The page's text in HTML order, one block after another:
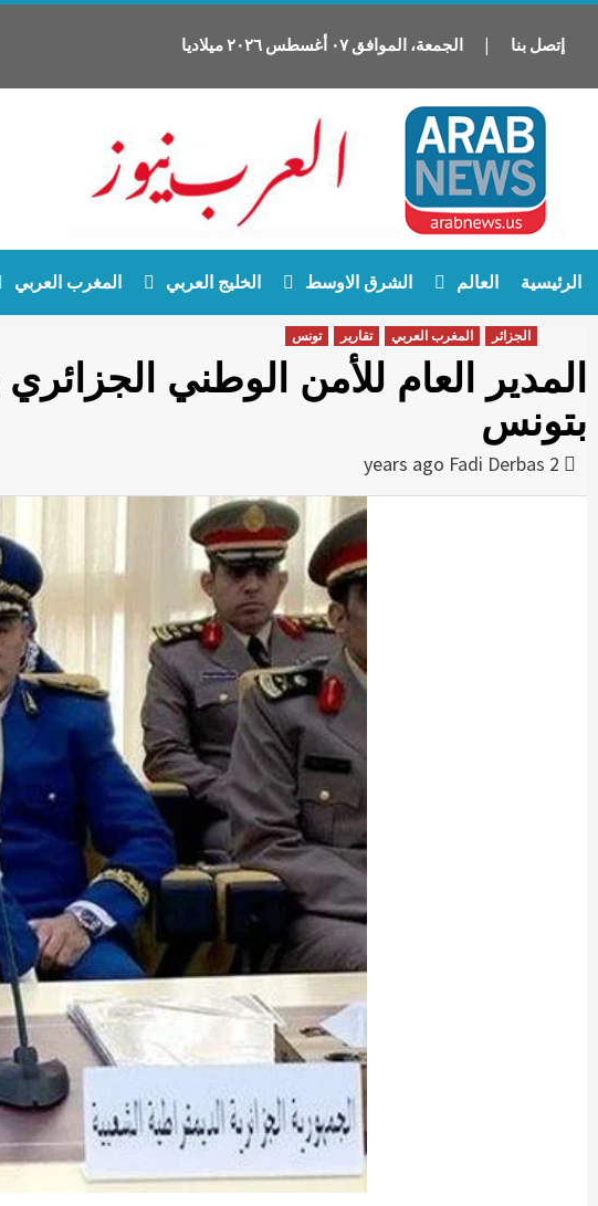
إتصل بنا | الجمعة، الموافق٠٧ أغسطس ٢٠٢٦ميلاديا
content
الرئيسية العالم الشرق الاوسط الخليج العربي المغرب العربي
الجزائر المغرب العربي تقارير تونس
بتونس
Fadi Derbas